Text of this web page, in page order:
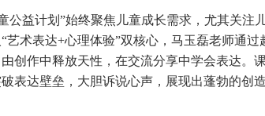
公益计划”始终聚焦儿童成长需求，尤其关注
术表达+心理体验”双核心，马玉磊老师通过
创作中释放天性，在交流分享中学会表达。
表达壁垒，大胆诉说心声，展现出蓬勃的创